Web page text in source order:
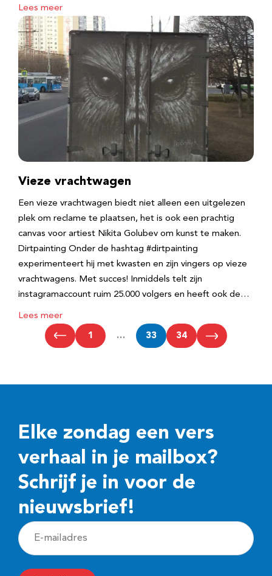
Lees meer
Vieze vrachtwagen
Een vieze vrachtwagen biedt niet alleen een uitgelezen
plek om reclame te plaatsen, het is ook een prachtig
canvas voor artiest Nikita Golubev om kunst te maken.
Dirtpainting Onder de hashtag #dirtpainting
experimenteert hij met kwasten en zijn vingers op vieze
vrachtwagens. Met succes! Inmiddels telt zijn
instagramaccount ruim 25.000 volgers en heeft ook de…
Lees meer
1 … 33 34
Elke zondag een vers
verhaal in je mailbox?
Schrijf je in voor de
nieuwsbrief!
E
-
m